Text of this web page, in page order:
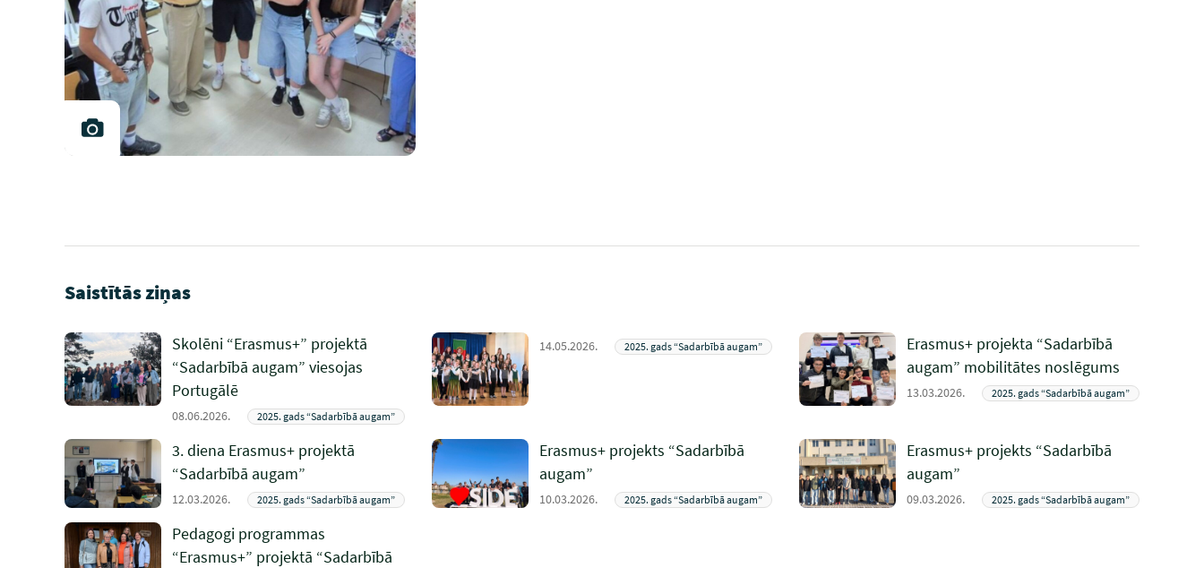
Saistītās ziņas
Skolēni “Erasmus+” projektā
“Sadarbībā augam” viesojas
Portugālē
08.06.2026. 2025. gads “Sadarbībā augam”
14.05.2026. 2025. gads “Sadarbībā augam”
Erasmus+ projekta “Sadarbībā
augam” mobilitātes noslēgums
13.03.2026. 2025. gads “Sadarbībā augam”
3. diena Erasmus+ projektā
“Sadarbībā augam”
12.03.2026. 2025. gads “Sadarbībā augam”
Erasmus+ projekts “Sadarbībā
augam”
10.03.2026. 2025. gads “Sadarbībā augam”
Erasmus+ projekts “Sadarbībā
augam”
09.03.2026. 2025. gads “Sadarbībā augam”
Pedagogi programmas
“Erasmus+” projektā “Sadarbībā